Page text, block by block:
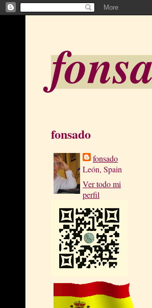
fonsado
fonsado
León, Spain
Ver todo mi
perfil